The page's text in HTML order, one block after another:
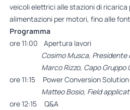
veicoli elettrici alle stazioni di
alimentazioni per motori, fino alle
Programma
ore 11:00 Apertura lavori
Cosimo Musca, Presidente di
Marco Rizzo, Capo Gruppo
ore 11:15 Power Conversion
Matteo Bosio, Field application
ore 12:15 Q&A